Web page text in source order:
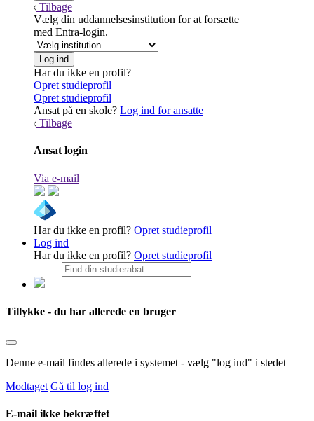
Tilbage
Vælg din uddannelsesinstitution for at forsætte
med Entra-login.
Har du ikke en profil?
Opret studieprofil
Opret studieprofil
Ansat på en skole? Log ind for ansatte
Tilbage
Ansat login
Via e-mail
Har du ikke en profil? Opret studieprofil
Log ind
Har du ikke en profil? Opret studieprofil
Tillykke - du har allerede en bruger
Denne e-mail findes allerede i systemet - vælg "log ind" i stedet
Modtaget Gå til log ind
E-mail ikke bekræftet